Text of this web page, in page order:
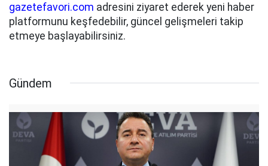
gazetefavori.com adresini ziyaret ederek yeni haber
platformunu keşfedebilir, güncel gelişmeleri takip
etmeye başlayabilirsiniz.
Gündem